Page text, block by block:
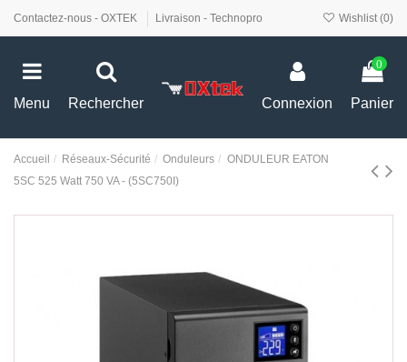
Contactez-nous - OXTEK Livraison - Technopro Wishlist (0)
Menu Rechercher Connexion
0
Panier
Accueil Réseaux-Sécurité Onduleurs
ONDULEUR EATON
5SC 525 Watt 750 VA - (5SC750I)